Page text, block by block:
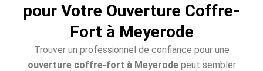
pour Votre Ouverture Coffre-
Fort à Meyerode
Trouver un professionnel de confiance pour une
ouverture coffre-fort à Meyerodepeut sembler